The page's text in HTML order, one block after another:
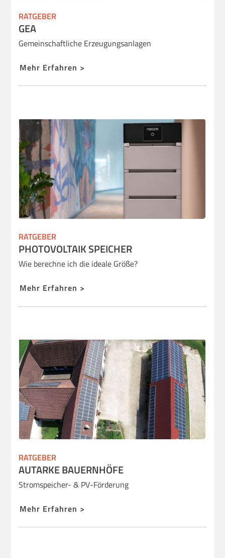
RATGEBER
GEA
Gemeinschaftliche Erzeugungsanlagen
Mehr Erfahren >
RATGEBER
PHOTOVOLTAIK SPEICHER
Wie berechne ich die ideale Größe?
Mehr Erfahren >
RATGEBER
AUTARKE BAUERNHÖFE
Stromspeicher- & PV-Förderung
Mehr Erfahren >